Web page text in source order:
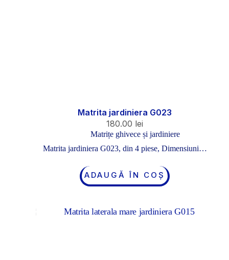
Matrita jardiniera G023
180.00 lei
Matrițe ghivece și jardiniere
Matrita jardiniera G023, din 4 piese, Dimensiuni…
ADAUGĂ ÎN COȘ